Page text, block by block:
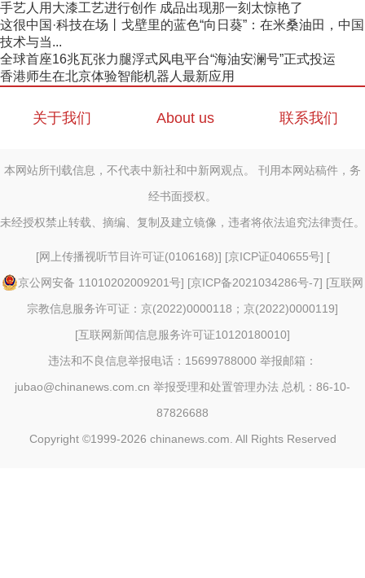
手艺人用大漆工艺进行创作 成品出现那一刻太惊艳了
这很中国·科技在场丨戈壁里的蓝色“向日葵”：在米桑油田，中国
技术与当...
全球首座16兆瓦张力腿浮式风电平台“海油安澜号”正式投运
香港师生在北京体验智能机器人最新应用
关于我们 About us 联系我们
本网站所刊载信息，不代表中新社和中新网观点。 刊用本网站稿件，务
经书面授权。
未经授权禁止转载、摘编、复制及建立镜像，违者将依法追究法律责任。
[网上传播视听节目许可证(0106168)] [京ICP证040655号] [
京公网安备 11010202009201号] [京ICP备2021034286号-7] [互联网
宗教信息服务许可证：京(2022)0000118；京(2022)0000119]
[互联网新闻信息服务许可证10120180010]
违法和不良信息举报电话：15699788000 举报邮箱：
jubao@chinanews.com.cn 举报受理和处置管理办法 总机：86-10-
87826688
Copyright ©1999-2026 chinanews.com. All Rights Reserved